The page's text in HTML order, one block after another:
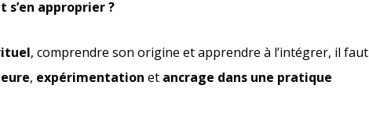
approprier ?
, comprendre son origine et apprendre à l’intégrer, il faut
, expérimentation et ancrage dans une pratique